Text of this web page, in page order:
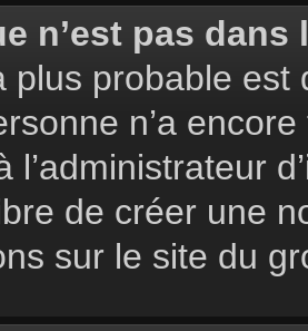
n’est pas dans
plus probable est
n’a
l’administrateur
de créer une
sur le site du